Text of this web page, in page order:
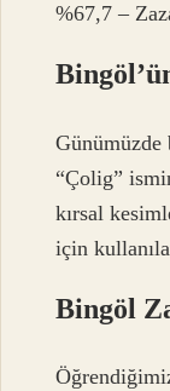
%67,7 –
“Çolig”
kırsal
için
Bingöl